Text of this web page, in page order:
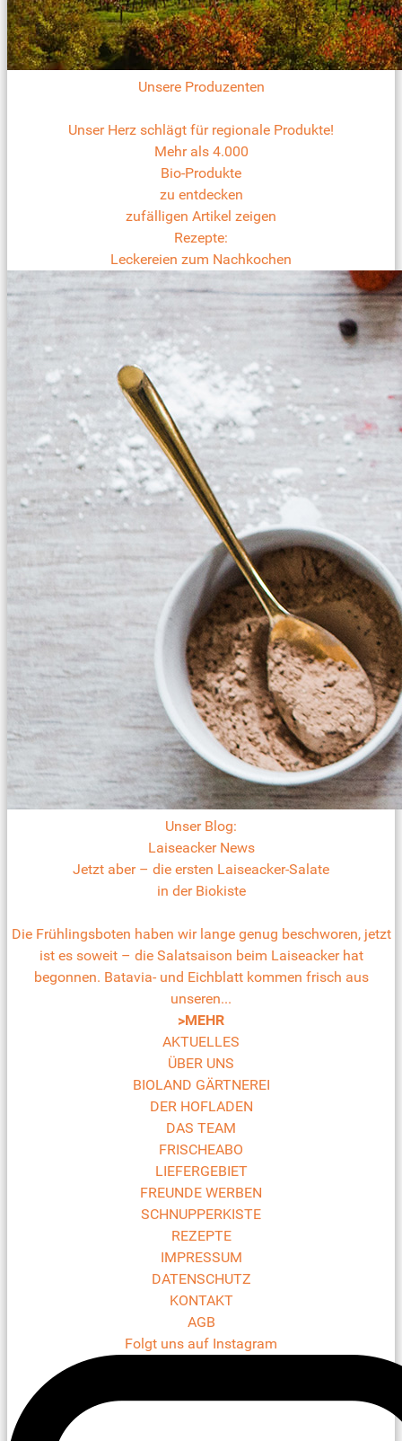
Unsere Produzenten
Unser Herz schlägt für regionale Produkte!
Mehr als 4.000
Bio-Produkte
zu entdecken
zufälligen Artikel zeigen
Rezepte:
Leckereien zum Nachkochen
Unser Blog:
Laiseacker News
Jetzt aber – die ersten Laiseacker-Salate
in der Biokiste
Die Frühlingsboten haben wir lange genug beschworen, jetzt
ist es soweit – die Salatsaison beim Laiseacker hat
begonnen. Batavia- und Eichblatt kommen frisch aus
unseren...
>MEHR
AKTUELLES
ÜBER UNS
BIOLAND GÄRTNEREI
DER HOFLADEN
DAS TEAM
FRISCHEABO
LIEFERGEBIET
FREUNDE WERBEN
SCHNUPPERKISTE
REZEPTE
IMPRESSUM
DATENSCHUTZ
KONTAKT
AGB
Folgt uns auf Instagram